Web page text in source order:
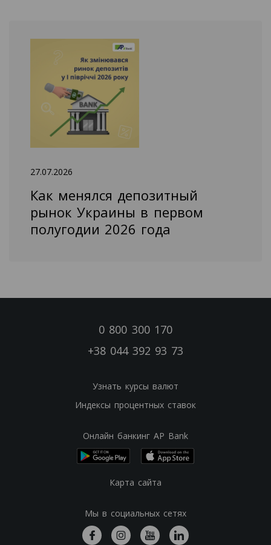
27.07.2026
Как менялся депозитный
рынок Украины в первом
полугодии 2026 года
0 800 300 170
+38 044 392 93 73
Узнать курсы валют
Индексы процентных ставок
Онлайн банкинг AP Bank
Карта сайта
Мы в социальных сетях